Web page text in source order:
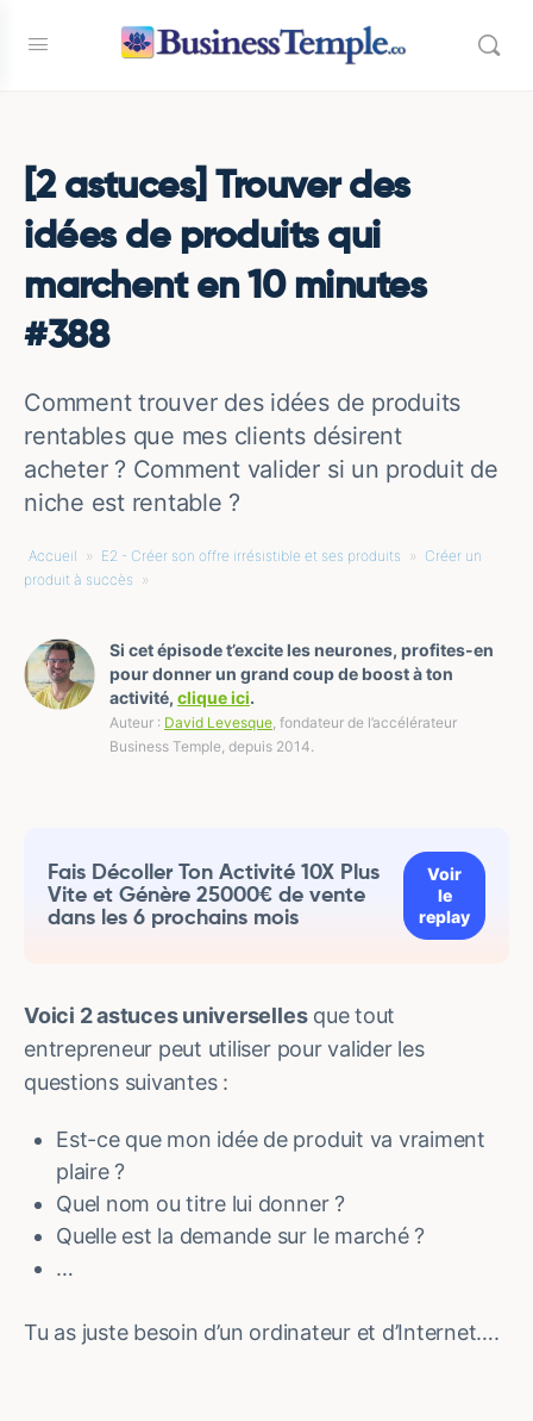
[2 astuces] Trouver des
idées de produits qui
marchent en 10 minutes
#388
Comment trouver des idées de produits
rentables que mes clients désirent
acheter ? Comment valider si un produit de
niche est rentable ?
Accueil » E2 - Créer son offre irrésistible et ses produits » Créer un
produit à succès »
Si cet épisode t’excite les neurones, profites-en
pour donner un grand coup de boost à ton
activité, clique ici.
Auteur : David Levesque, fondateur de l’accélérateur
Business Temple, depuis 2014.
Fais Décoller Ton Activité 10X Plus
Vite et Génère 25000€ de vente
dans les 6 prochains mois
Voir
le
replay
Voici 2 astuces universellesque tout
entrepreneur peut utiliser pour valider les
questions suivantes :
Est-ce que mon idée de produit va vraiment
plaire ?
Quel nom ou titre lui donner ?
Quelle est la demande sur le marché ?
…
Tu as juste besoin d’un ordinateur et d’Internet….